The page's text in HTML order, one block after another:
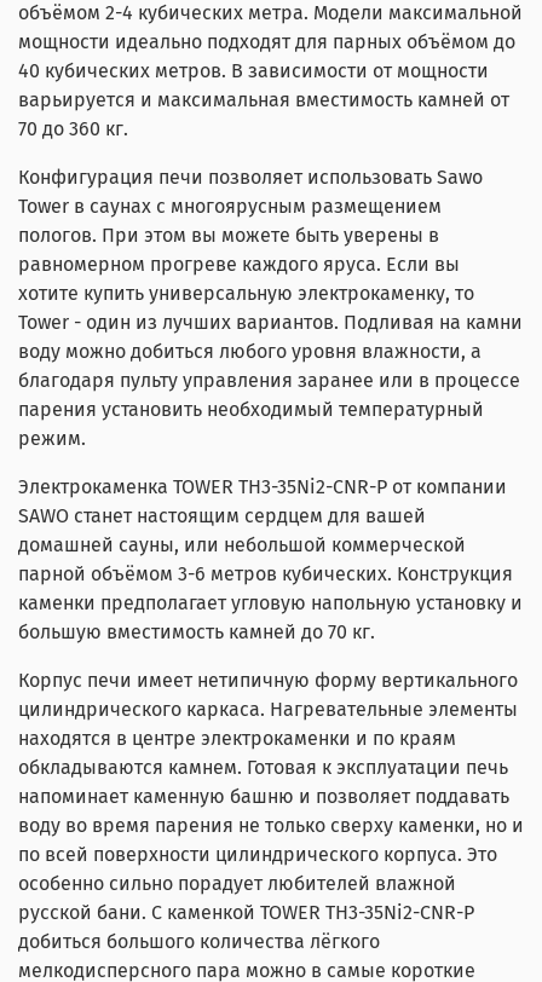
объёмом 2-4 кубических метра. Модели максимальной
мощности идеально подходят для парных объёмом до
40 кубических метров. В зависимости от мощности
варьируется и максимальная вместимость камней от
70 до 360 кг.
Конфигурация печи позволяет использовать Sawo
Tower в саунах с многоярусным размещением
пологов. При этом вы можете быть уверены в
равномерном прогреве каждого яруса. Если вы
хотите купить универсальную электрокаменку, то
Tower - один из лучших вариантов. Подливая на камни
воду можно добиться любого уровня влажности, а
благодаря пульту управления заранее или в процессе
парения установить необходимый температурный
режим.
Электрокаменка TOWER TH3-35Ni2-CNR-P от компании
SAWO станет настоящим сердцем для вашей
домашней сауны, или небольшой коммерческой
парной объёмом 3-6 метров кубических. Конструкция
каменки предполагает угловую напольную установку и
большую вместимость камней до 70 кг.
Корпус печи имеет нетипичную форму вертикального
цилиндрического каркаса. Нагревательные элементы
находятся в центре электрокаменки и по краям
обкладываются камнем. Готовая к эксплуатации печь
напоминает каменную башню и позволяет поддавать
воду во время парения не только сверху каменки, но и
по всей поверхности цилиндрического корпуса. Это
особенно сильно порадует любителей влажной
русской бани. С каменкой TOWER TH3-35Ni2-CNR-P
добиться большого количества лёгкого
мелкодисперсного пара можно в самые короткие